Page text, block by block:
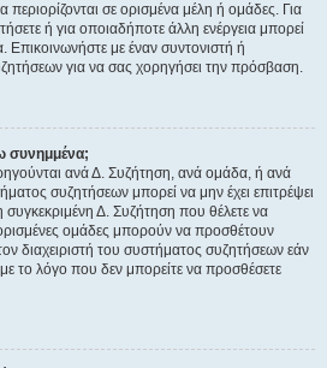
περιορίζονται σε ορισμένα μέλη ή ομάδες. Για
ή για οποιαδήποτε άλλη ενέργεια μπορεί
Επικοινωνήστε με έναν συντονιστή ή
για να σας χορηγήσει την πρόσβαση.
συνημμένα;
ανά Δ. Συζήτηση, ανά ομάδα, ή ανά
συζητήσεων μπορεί να μην έχει επιτρέψει
Δ. Συζήτηση που θέλετε να
ομάδες μπορούν να προσθέτουν
διαχειριστή του συστήματος συζητήσεων εάν
το λόγο που δεν μπορείτε να προσθέσετε